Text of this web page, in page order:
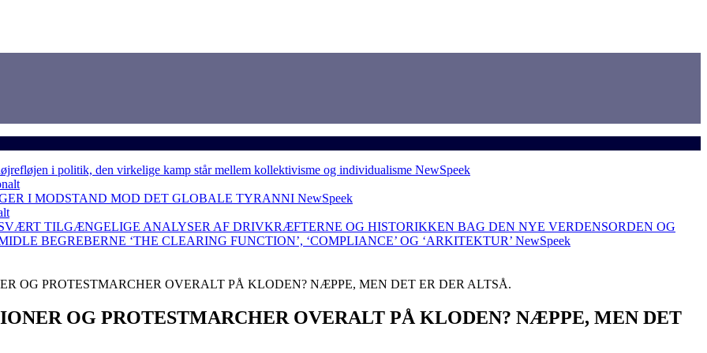
i politik, den virkelige kamp står mellem kollektivisme og individualisme NewSpeek
I MODSTAND MOD DET GLOBALE TYRANNI NewSpeek
TILGÆNGELIGE ANALYSER AF DRIVKRÆFTERNE OG HISTORIKKEN BAG DEN NYE VERDENSORDEN OG
BEGREBERNE ‘THE CLEARING FUNCTION’, ‘COMPLIANCE’ OG ‘ARKITEKTUR’ NewSpeek
OG PROTESTMARCHER OVERALT PÅ KLODEN? NÆPPE, MEN DET ER DER ALTSÅ.
OG PROTESTMARCHER OVERALT PÅ KLODEN? NÆPPE, MEN DET